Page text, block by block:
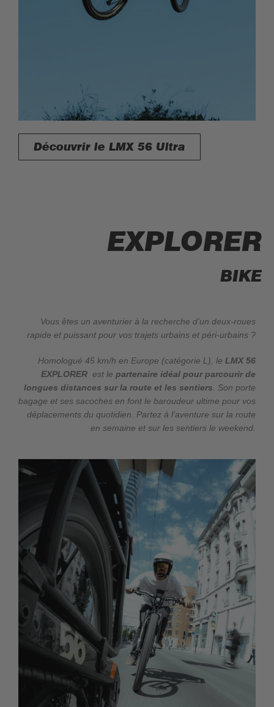
Découvrir le LMX 56 Ultra
EXPLORER
BIKE
Vous êtes un aventurier à la recherche d’un deux-roues
rapide et puissant pour vos trajets urbains et péri-urbains ?
Homologué 45 km/h en Europe (catégorie L), le LMX 56
EXPLORER est le partenaire idéal pour parcourir de
longues distances sur la route et les sentiers . Son porte
bagage et ses sacoches en font le baroudeur ultime pour vos
déplacements du quotidien. Partez à l’aventure sur la route
en semaine et sur les sentiers le weekend.